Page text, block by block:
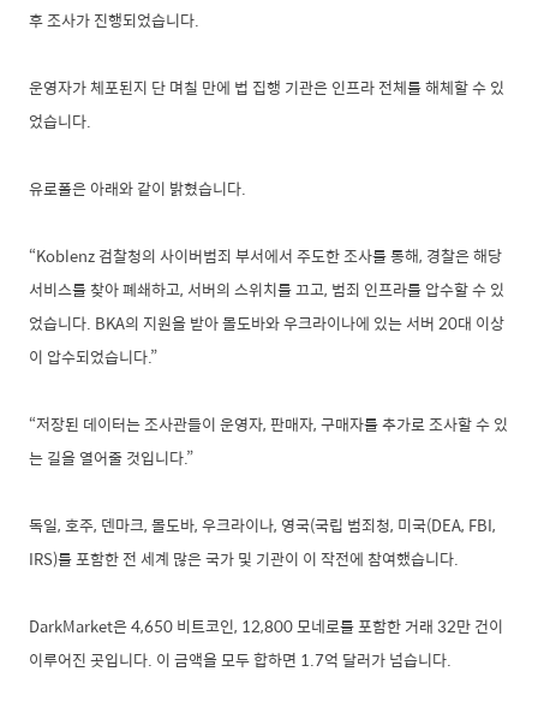
후 조사가 진행되었습니다.
운영자가 체포된지 단 며칠 만에 법 집행 기관은 인프라 전체를 해체할 수 있
었습니다.
유로폴은 아래와 같이 밝혔습니다.
“Koblenz검찰청의 사이버범죄 부서에서 주도한 조사를 통해, 경찰은 해당
서비스를 찾아 폐쇄하고, 서버의 스위치를 끄고, 범죄 인프라를 압수할 수 있
었습니다. BKA의 지원을 받아 몰도바와 우크라이나에 있는 서버20대 이상
이 압수되었습니다.”
“저장된 데이터는 조사관들이 운영자,판매자,구매자를 추가로 조사할 수 있
는 길을 열어줄 것입니다.”
독일,호주, 덴마크,몰도바,우크라이나, 영국(국립 범죄청, 미국(DEA, FBI,
IRS)를 포함한 전 세계 많은 국가 및 기관이 이 작전에 참여했습니다.
DarkMarket은4,650비트코인, 12,800모네로를 포함한 거래32만 건이
이루어진 곳입니다. 이 금액을 모두 합하면 1.7억 달러가 넘습니다.